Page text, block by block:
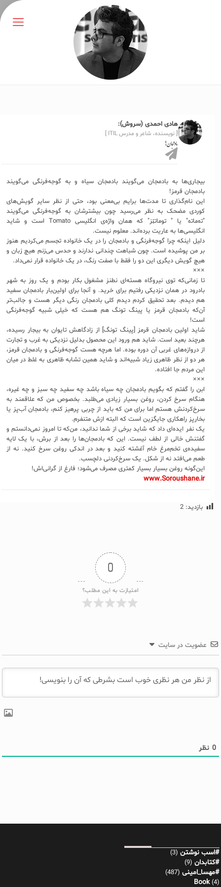
هادی احمدی (سروش):
[ نویسنده، شاعر و مدرس ITIL ]
بادمجان!
بیجاری‌ها به بادمجان می‌گویند بادمجان سیاه و به گوجه‌فرنگی می‌گویند
بادمجان قرمز!
این نام‌گذاری تا مدت‌ها برایم بی‌معنی بود، حتی از نظر سایر گویش‌های
کوردی مضحک به نظر می‌رسید چون بیشترشان به گوجه‌فرنگی می‌گویند
"تەماتە" یا " توماتێز" که همان واژه‌ی انگلیسی Tomato است و شاید
انگلیسی‌ها به عاریت برده‌اند. معلوم نیست.
دلیل اینکه چرا گوجه‌فرنگی و بادمجان را در یک خانواده تجسم می‌کردیم هنوز
بر من پوشیده است. چون شباهت چندانی ندارند و حدس می‌زنم هیچ زبان و
هیچ گویش دیگری این دو را فقط با صفت رنگ، در یک خانواده قرار نمی‌داد.
×××
تا زمانی‌که توی نیروگاه هسته‌ای نطنز مشغول بکار بودم و یک روز به شهر
بادرود در همان نزدیکی رفتیم برای خرید. و آنجا برای اولین‌بار بادمجان سفید
هم دیدم. بعد تحقیق کردم دیدم کلی بادمجان رنگی دیگر هست و جالب‌تر
آن‌که بادمجان قرمز یا پینگ تونگ هم هست که خیلی شبیه گوجه‌فرنگی
است!
شاید اولین بادمجان قرمز [پینگ تونگ] از زادگاهش تایوان به بیجار رسیده،
هرچند بعید است. شاید هم ورود این محصول بدلیل نزدیکی به غرب و تجارت
از دروازه‌های غربی آن دوره بوده. اما هرچه هست گوجه‌فرنگی و بادمجان قرمز،
هر دو از نظر ظاهری زیاد شبیه‌اند و شاید همین تشابه ظاهری به غلط در میان
این مردم جا افتاده.
×××
ابن را گفتم که بگویم بادمجان چه سیاه باشد چه سفید چه سبز و چه غیره،
هنگام سرخ کردن، روغن بسیار زیادی می‌طلبد. بخصوص من که علاقمند به
سرخ‌کردنش هستم اما برای من که باید از چربی پرهیز کنم، بادمجان آب‌پز یا
بخارپز راهکاری جایگزین است که البته ازش متنفرم.
یک نفر ایده‌ای داد که شاید برخی از شما ندانید، من‌که تا امروز نمی‌دانستم و
گفتنش خالی از لطف نیست. این که بادمجان‌ها را بعد از برش، با یک لایه‌
سفیده‌ی تخم‌مرغ خام آغشته کنید و بعد در اندکی روغن سرخ کنید. نه از
طعم می‌افتد نه از شکل. یک سرخ‌کردنی دلچسب.
این‌گونه روغن بسیار بسیار کمتری مصرف می‌شود؛ فارغ از گرانی‌اش!
www.Soroushane.ir
بازدید: 2
0
امتیازت به این مطلب؟
عضویت در سایت
0 نظر
#اسب نوشتن (3)
#کتابدان (9)
#مهسا_امینی (487)
Book(4)